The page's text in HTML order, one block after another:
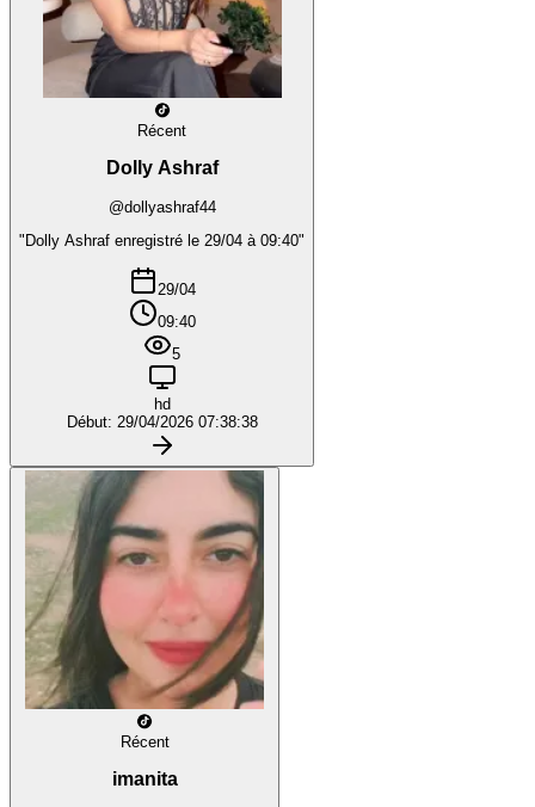
Récent
Dolly Ashraf
@dollyashraf44
"Dolly Ashraf enregistré le 29/04 à 09:40"
29/04
09:40
5
hd
Début: 29/04/2026 07:38:38
Récent
imanita